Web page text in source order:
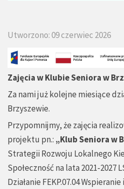
Utworzono: 09 czerwiec 2026
Zajęcia w Klubie Seniora w
Za nami już kolejne miesiące
Brzyszewie.
Przypomnijmy, że zajęcia
projektu pn.: „Klub Seniora w
Strategii Rozwoju Lokalnego
Społeczność na lata 2021-2027
Działanie FEKP.07.04